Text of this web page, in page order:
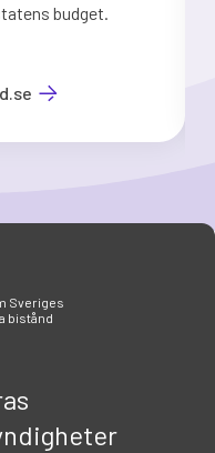
budget.
Sveriges
bistånd